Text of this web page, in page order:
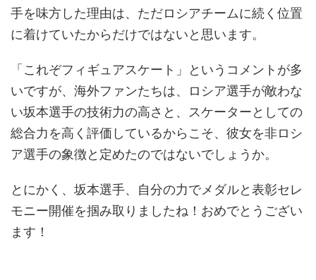
手を味方した理由は、ただロシアチームに続く位置
に着けていたからだけではないと思います。
「これぞフィギュアスケート」というコメントが多
いですが、海外ファンたちは、ロシア選手が敵わな
い坂本選手の技術力の高さと、スケーターとしての
総合力を高く評価しているからこそ、彼女を非ロシ
ア選手の象徴と定めたのではないでしょうか。
とにかく、坂本選手、自分の力でメダルと表彰セレ
モニー開催を掴み取りましたね！おめでとうござい
ます！